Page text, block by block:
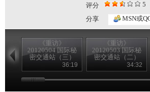
评分 5
分享
MSN或
《重访》
20120504 国际秘
密交通站（三）
36:19
《重访》
20120503 国际秘
密交通站（二）
34:32